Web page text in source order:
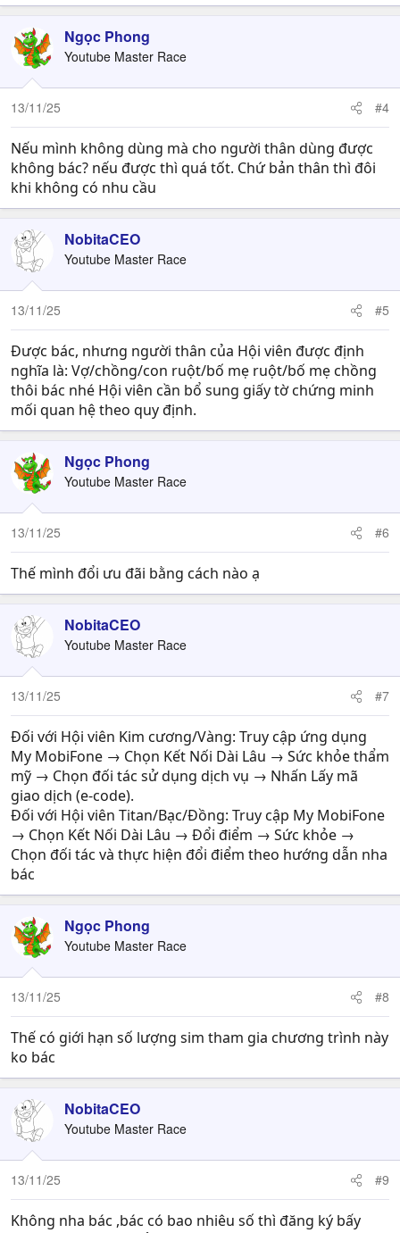
Ngọc Phong
Youtube Master Race
13/11/25 #4
Nếu mình không dùng mà cho người thân dùng được
không bác? nếu được thì quá tốt. Chứ bản thân thì đôi
khi không có nhu cầu
NobitaCEO
Youtube Master Race
13/11/25 #5
Được bác, nhưng người thân của Hội viên được định
nghĩa là: Vợ/chồng/con ruột/bố mẹ ruột/bố mẹ chồng
thôi bác nhé Hội viên cần bổ sung giấy tờ chứng minh
mối quan hệ theo quy định.
Ngọc Phong
Youtube Master Race
13/11/25 #6
Thế mình đổi ưu đãi bằng cách nào ạ
NobitaCEO
Youtube Master Race
13/11/25 #7
Đối với Hội viên Kim cương/Vàng: Truy cập ứng dụng
My MobiFone → Chọn Kết Nối Dài Lâu → Sức khỏe thẩm
mỹ → Chọn đối tác sử dụng dịch vụ → Nhấn Lấy mã
giao dịch (e-code).
Đối với Hội viên Titan/Bạc/Đồng: Truy cập My MobiFone
→ Chọn Kết Nối Dài Lâu → Đổi điểm → Sức khỏe →
Chọn đối tác và thực hiện đổi điểm theo hướng dẫn nha
bác
Ngọc Phong
Youtube Master Race
13/11/25 #8
Thế có giới hạn số lượng sim tham gia chương trình này
ko bác
NobitaCEO
Youtube Master Race
13/11/25 #9
Không nha bác ,bác có bao nhiêu số thì đăng ký bấy